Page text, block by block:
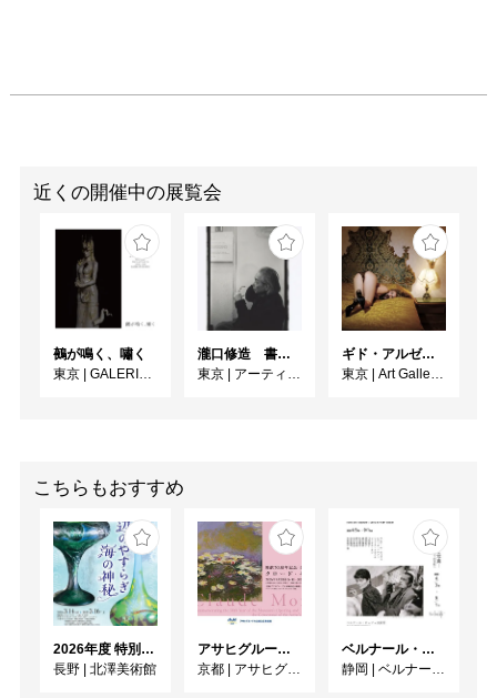
近くの開催中の展覧会
鵺が鳴く、嘯く
東京
GALERIE SOL
瀧口修造 書くことと描くこと
東京
アーティゾン美術館
ギド・アルゼンチーニ写真展 『女性的宇宙』
東京
Art Gallery M84
こちらもおすすめ
2026年度 特別展「ガレとドーム、アール･ヌーヴォーのガラス 水辺のやすらぎ、海の神秘」
長野
北澤美術館
アサヒグループ大山崎山荘美術館 開館30周年記念展「没後100年 クロード・モネ」
京都
アサヒグループ大山崎山荘美術館
ベルナール・ビュフェと写真 ーカメラがとらえたビュフェとその時代、そして21 世紀へ
静岡
ベルナール・ビュフェ美術館